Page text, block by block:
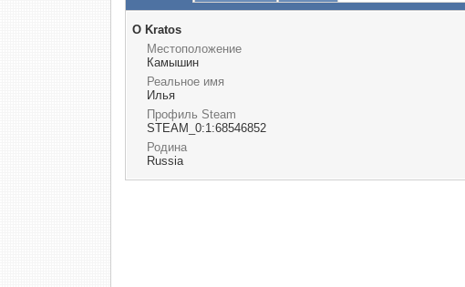
О Kratos
Местоположение
Камышин
Реальное имя
Илья
Профиль Steam
STEAM_0:1:68546852
Родина
Russia